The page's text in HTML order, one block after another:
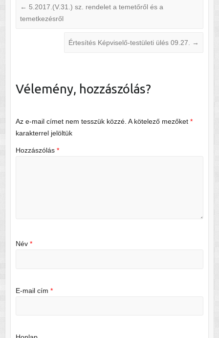
← 5.2017.(V.31.) sz. rendelet a temetőről és a
temetkezésről
Értesítés Képviselő-testületi ülés 09.27. →
Vélemény, hozzászólás?
Az e-mail címet nem tesszük közzé. A kötelező mezőket *
karakterrel jelöltük
Hozzászólás *
Név *
E-mail cím *